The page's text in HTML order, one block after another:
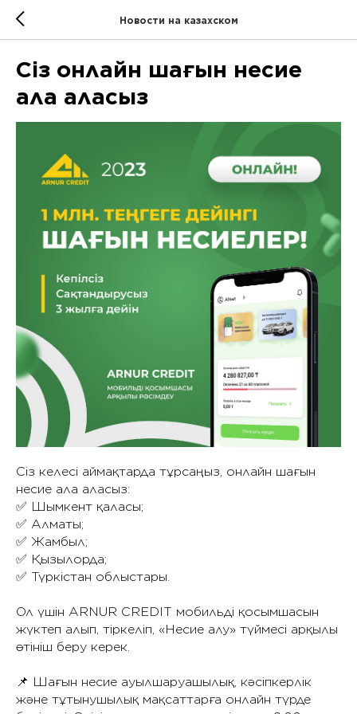
Новости на казахском
Сіз онлайн шағын несие
ала аласыз
Сіз келесі аймақтарда тұрсаңыз, онлайн шағын
несие ала аласыз:
✅ Шымкент қаласы;
✅ Алматы;
✅ Жамбыл;
✅ Қызылорда;
✅ Түркістан облыстары.
Ол үшін ARNUR CREDIT мобильді қосымшасын
жүктеп алып, тіркеліп, «Несие алу» түймесі арқылы
өтініш беру керек.
📌 Шағын несие ауылшаруашылық, кәсіпкерлік
және тұтынушылық мақсаттарға онлайн түрде